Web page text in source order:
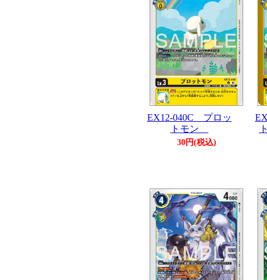
EX12-040C プロッ
トモン
30円(税込)